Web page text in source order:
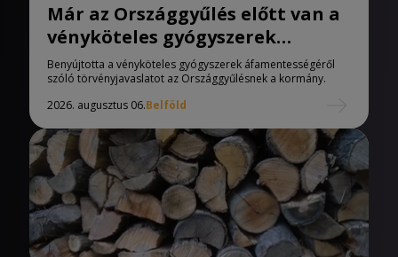
Már az Országgyűlés előtt van a
vényköteles gyógyszerek
áfamentességéről szóló
törvényjavaslat
Benyújtotta a vényköteles gyógyszerek áfamentességéről
szóló törvényjavaslatot az Országgyűlésnek a kormány.
2026. augusztus 06.Belföld